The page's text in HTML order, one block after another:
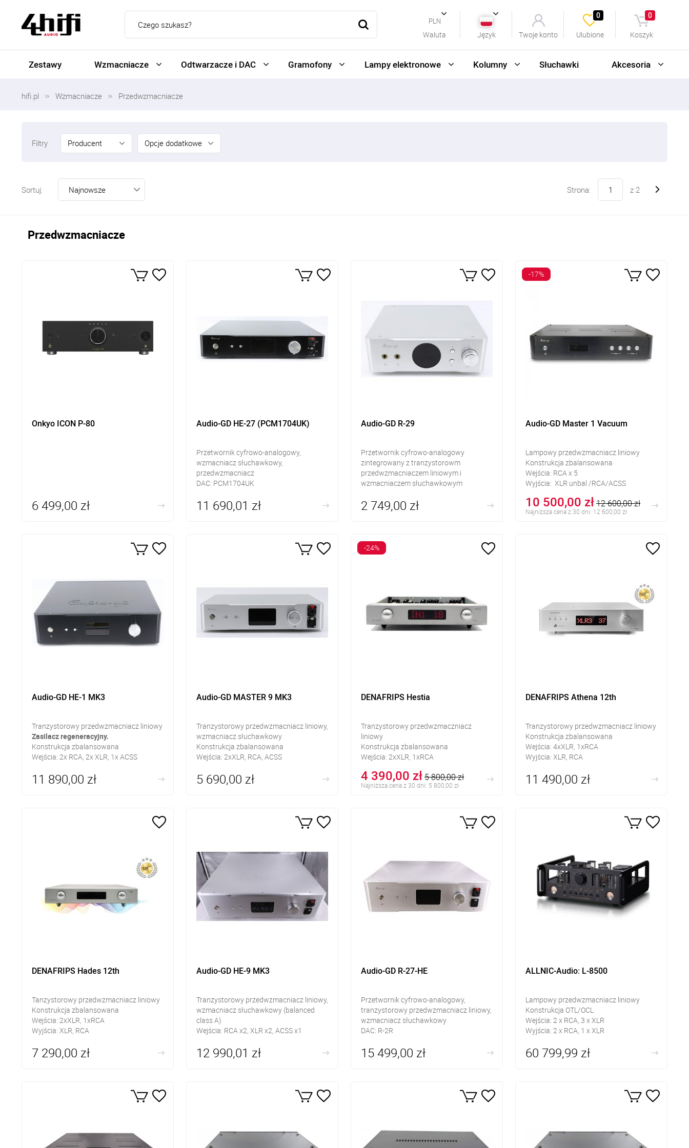
Waluta
PLN
Język Twoje konto Ulubione
0
Koszyk
0
Zestawy Wzmacniacze Odtwarzacze i DAC Gramofony Lampy elektronowe Kolumny Słuchawki Akcesoria
hifi.pl Wzmacniacze Przedwzmacniacze
Filtry Producent Opcje dodatkowe
Sortuj: Strona: z 2
Przedwzmacniacze
Onkyo ICON P-80
6 499,00 zł
Audio-GD HE-27 (PCM1704UK)
Przetwornik cyfrowo-analogowy,
wzmacniacz słuchawkowy,
przedwzmacniacz
DAC: PCM1704UK
Toslink, HDMI I2S, AES/EBU, USB
Wyjścia analogowe: RCA, XLR, ACSS
11 690,01 zł
Audio-GD R-29
Przetwornik cyfrowo-analogowy
zintegrowany z tranzystorowm
przedwzmacniaczem liniowym i
wzmacniaczem słuchawkowym
Wejścia cyfrowe: S/PDIF-RCA, I2S-HDMI,
USB (Amanero)
2 749,00 zł
Audio-GD Master 1 Vacuum
Lampowy przedwzmacniacz liniowy
Konstrukcja zbalansowana
Wejścia: RCA x 5
Wyjścia: XLR unbal /RCA/ACSS
10 500,00 zł12 600,00 zł
Najniższa cena z 30 dni: 12 600,00 zł
-17%
Audio-GD HE-1 MK3
Tranzystorowy przedwzmacniacz liniowy
Zasilacz regeneracyjny.
Konstrukcja zbalansowana
Wejścia: 2x RCA, 2x XLR, 1x ACSS
11 890,00 zł
Audio-GD MASTER 9 MK3
Tranzystorowy przedwzmacniacz liniowy,
wzmacniacz słuchawkowy
Konstrukcja zbalansowana
Wejścia: 2xXLR, RCA, ACSS
XLR 4pin, Jack 6,3mm
5 690,00 zł
DENAFRIPS Hestia
Tranzystorowy przedwzmaczniacz
liniowy
Konstrukcja zbalansowana
Wejścia: 2xXLR, 1xRCA
4 390,00 zł5 800,00 zł
Najniższa cena z 30 dni: 5 800,00 zł
-24%
DENAFRIPS Athena 12th
Tranzystorowy przedwzmacniacz liniowy
Konstrukcja zbalansowana
Wejścia: 4xXLR, 1xRCA
Wyjścia: XLR, RCA
11 490,00 zł
DENAFRIPS Hades 12th
Tanzystorowy przedwzmacniacz liniowy
Konstrukcja zbalansowana
Wejścia: 2xXLR, 1xRCA
Wyjścia: XLR, RCA
7 290,00 zł
Audio-GD HE-9 MK3
Tranzystorowy przedwzmacniacz liniowy,
wzmacniacz słuchawkowy (balanced
class A)
Wejścia: RCA x2, XLR x2, ACSS x1
Wyjścia: XLR/RCA/ACSS
Słuchawkowe: Jack 6,3 mm, 4 pin
12 990,01 zł
Audio-GD R-27-HE
Przetwornik cyfrowo-analogowy,
tranzystorowy przedwzmacniacz liniowy,
wzmacniacz słuchawkowy
DAC: R-2R
RCA, TOSLINK, I2S/HDMI, USB Amanero
Wyjścia: RCA, XLR, ACSS, headphone
15 499,00 zł
ALLNIC-Audio: L-8500
Lampowy przedwzmacniacz liniowy
Konstrukcja OTL/OCL
Wejścia: 2 x RCA, 3 x XLR
Wyjścia: 2 x RCA, 1 x XLR
60 799,99 zł